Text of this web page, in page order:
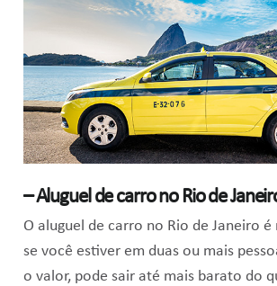
– Aluguel de carro no Rio de
O aluguel de carro no Rio de Janeiro
se você estiver em duas ou mais
o valor, pode sair até mais barato do